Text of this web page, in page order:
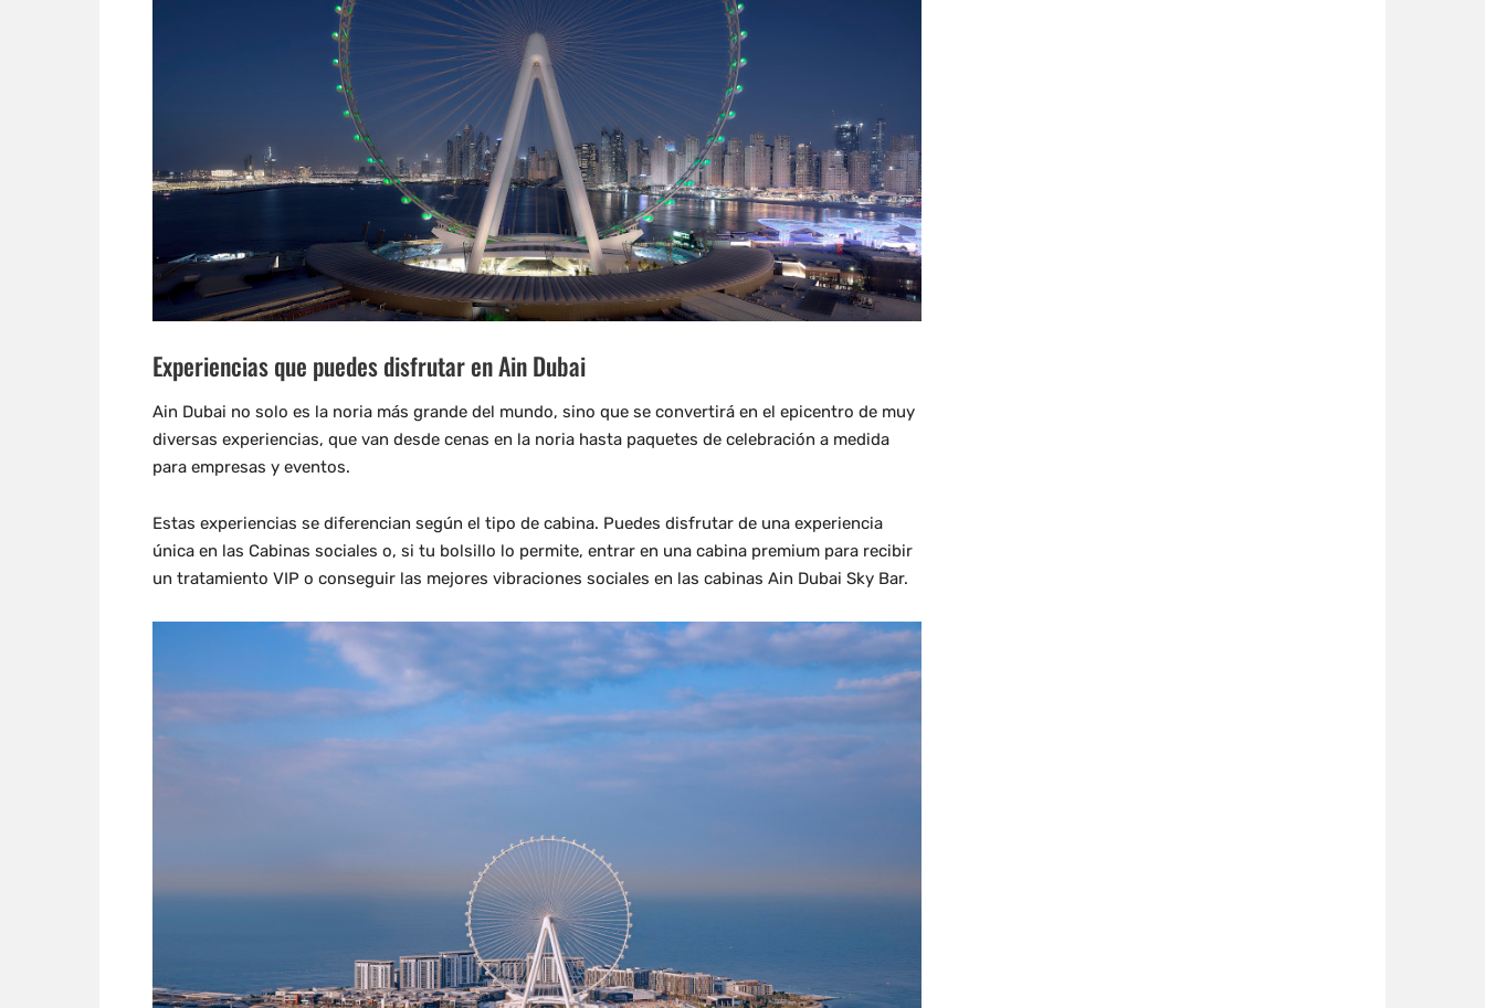
Experiencias que puedes disfrutar en Ain Dubai
Ain Dubai no solo es la noria más grande del mundo, sino que se convertirá en el epicentro de muy
diversas experiencias, que van desde cenas en la noria hasta paquetes de celebración a medida
para empresas y eventos.
Estas experiencias se diferencian según el tipo de cabina. Puedes disfrutar de una experiencia
única en las Cabinas sociales o, si tu bolsillo lo permite, entrar en una cabina premium para recibir
un tratamiento VIP o conseguir las mejores vibraciones sociales en las cabinas Ain Dubai Sky Bar.